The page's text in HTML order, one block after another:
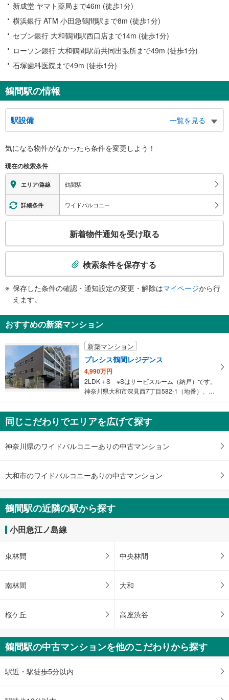
新成堂 ヤマト薬局まで46m (徒歩1分)
横浜銀行 ATM 小田急鶴間駅まで8m (徒歩1分)
セブン銀行 大和鶴間駅西口店まで14m (徒歩1分)
ローソン銀行 大和鶴間駅前共同出張所まで49m (徒歩1分)
石塚歯科医院まで49m (徒歩1分)
鶴間駅の情報
駅設備
一覧を見る
※段差なしでの移動経路
地上⇔改札⇔ホーム：○
エレベータ
・各ホーム⇔改札
・東口
・西口
トイレ
・改札内
気になる物件がなかったら条件を変更しよう！
現在の検索条件
エリア/路線 鶴間駅
詳細条件 ワイドバルコニー
検
知
を
る
・
を
マ
イ
ペ
ジ
保
存
す
る
新着物件通知を受け取る
検索条件を保存する
保存した条件の確認・通知設定の変更・解除はマイページから行
えます。
おすすめの新築マンション
新築マンション
プレシス鶴間レジデンス
4,990万円
2LDK＋S ※Sはサービスルーム（納戸）です。
神奈川県大和市深見西7丁目582-1（地番）、神奈川県大和市深見…
同じこだわりでエリアを広げて探す
神奈川県のワイドバルコニーありの中古マンション
大和市のワイドバルコニーありの中古マンション
鶴間駅の近隣の駅から探す
小田急江ノ島線
東林間 中央林間
南林間 大和
桜ケ丘 高座渋谷
鶴間駅の中古マンションを他のこだわりから探す
駅近・駅徒歩5分以内